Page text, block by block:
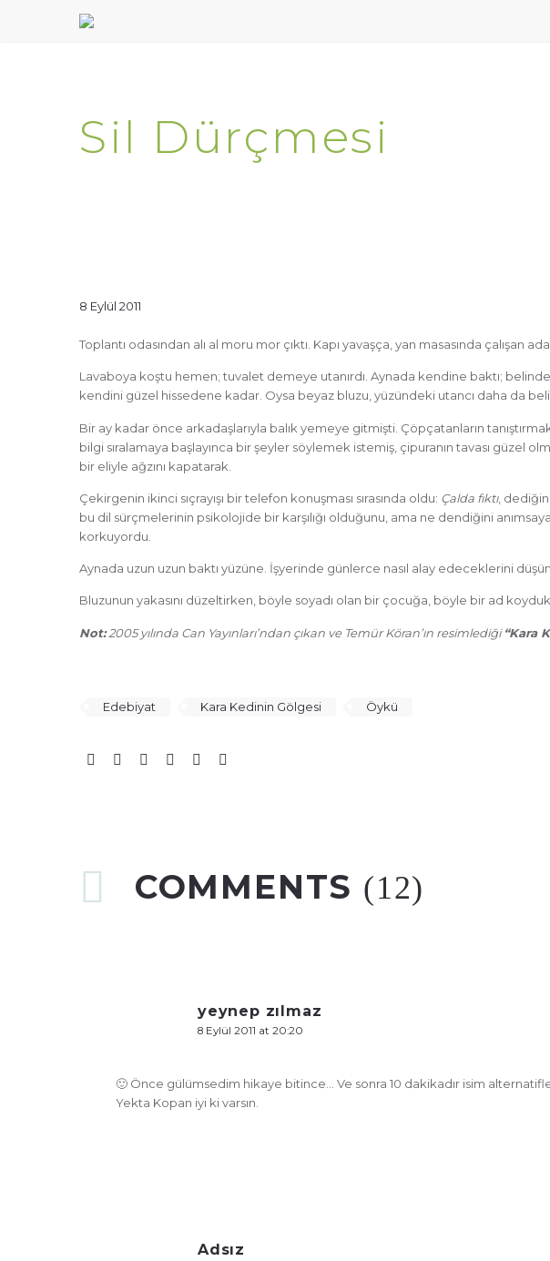
Sil Dürçmesi
8 Eylül 2011
Toplantı odasından alı al moru mor çıktı. Kapı yavaşça, yan masasında çalışan
Lavaboya koştu hemen; tuvalet demeye utanırdı. Aynada kendine baktı;
kendini güzel hissedene kadar. Oysa beyaz bluzu, yüzündeki utancı daha da
Bir ay kadar önce arkadaşlarıyla balık yemeye gitmişti. Çöpçatanların
bilgi sıralamaya başlayınca bir şeyler söylemek istemiş, çipuranın tavası güzel
bir eliyle ağzını kapatarak.
Çekirgenin ikinci sıçrayışı bir telefon konuşması sırasında oldu: Çalda fıktı,
bu dil sürçmelerinin psikolojide bir karşılığı olduğunu, ama ne dendiğini
korkuyordu.
Aynada uzun uzun baktı yüzüne. İşyerinde günlerce nasıl alay edeceklerini
Bluzunun yakasını düzeltirken, böyle soyadı olan bir çocuğa, böyle bir ad
Not:2005 yılında Can Yayınları’ndan çıkan ve Temür Köran’ın resimlediği“Kara
Edebiyat Kara Kedinin Gölgesi Öykü
COMMENTS (12)
yeynep zılmaz
8 Eylül 2011 at 20:20
🙂 Önce gülümsedim hikaye bitince… Ve sonra 10 dakikadır isim
Yekta Kopan iyi ki varsın.
Adsız